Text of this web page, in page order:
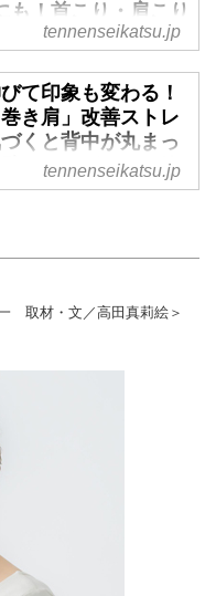
も！首こり・肩こり
が前に出ているのは、
」のサインかもしれま
ートフォンやパソコン
が長い現代だからこ
な体のケアを取り入れ
、首や肩のこわばりを
tennenseikatsu.jp
て印象も変わる！
巻き肩」改善ストレ
くと背中が丸まっ
壁があればできる簡
も。胸まわりが縮こま
ティストレーナーの原
に、胸まわりの筋肉を
背改善ストレッチを教
きました。背筋が伸び
心地よくなるだけでな
装いや立ち居振る舞い
に見せてくれます。
tennenseikatsu.jp
取材・文／高田真莉絵＞